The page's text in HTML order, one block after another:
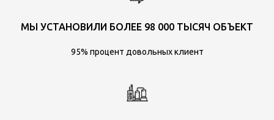
МЫ УСТАНОВИЛИ БОЛЕЕ 98 000 ТЫСЯЧ ОБЪЕКТ
95% процент довольных клиент